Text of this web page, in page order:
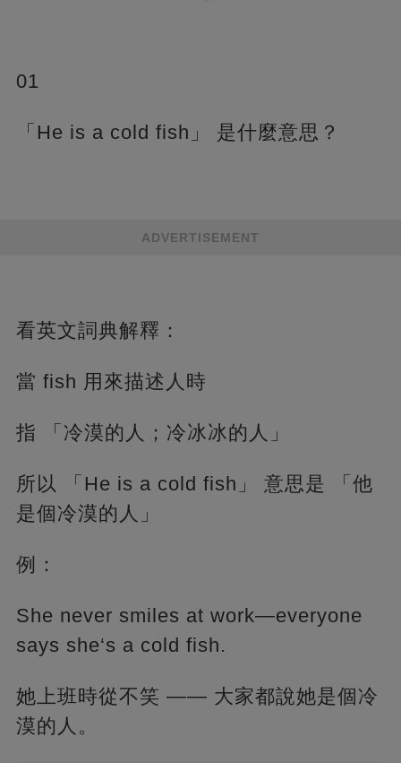
01
「He is a cold fish」 是什麼意思？
ADVERTISEMENT
看英文詞典解釋：
當 fish 用來描述人時
指 「冷漠的人；冷冰冰的人」
所以 「He is a cold fish」 意思是 「他
是個冷漠的人」
例：
She never smiles at work—everyone
says she‘s a cold fish.
她上班時從不笑 —— 大家都說她是個冷
漠的人。